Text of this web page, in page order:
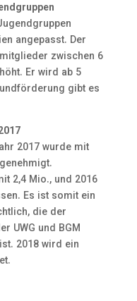
angepasst. Der
zwischen 6
Er wird ab 5
gibt es
2017 wurde mit
2,4 Mio., und 2016
Es ist somit ein
die der
UWG und BGM
2018 wird ein